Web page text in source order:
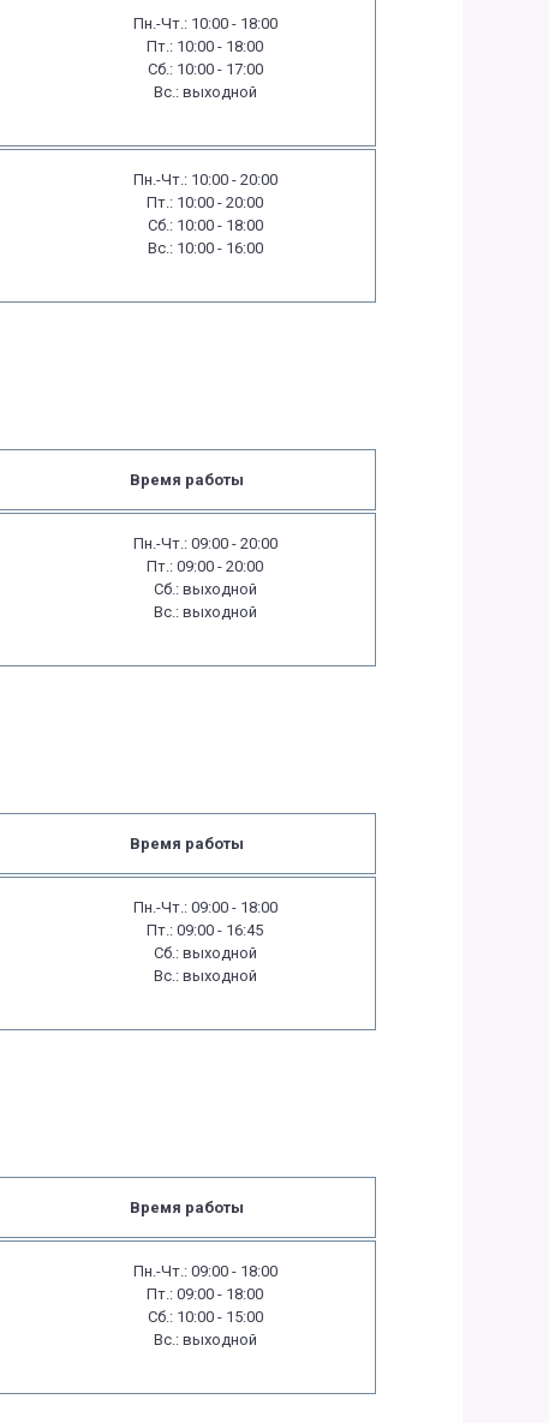
Пн.-Чт.: 10:00 - 18:00
Пт.: 10:00 - 18:00
Сб.: 10:00 - 17:00
Вс.: выходной
Пн.-Чт.: 10:00 - 20:00
Пт.: 10:00 - 20:00
Сб.: 10:00 - 18:00
Вс.: 10:00 - 16:00
Время работы
Пн.-Чт.: 09:00 - 20:00
Пт.: 09:00 - 20:00
Сб.: выходной
Вс.: выходной
Время работы
Пн.-Чт.: 09:00 - 18:00
Пт.: 09:00 - 16:45
Сб.: выходной
Вс.: выходной
Время работы
Пн.-Чт.: 09:00 - 18:00
Пт.: 09:00 - 18:00
Сб.: 10:00 - 15:00
Вс.: выходной